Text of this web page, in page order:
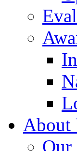
About